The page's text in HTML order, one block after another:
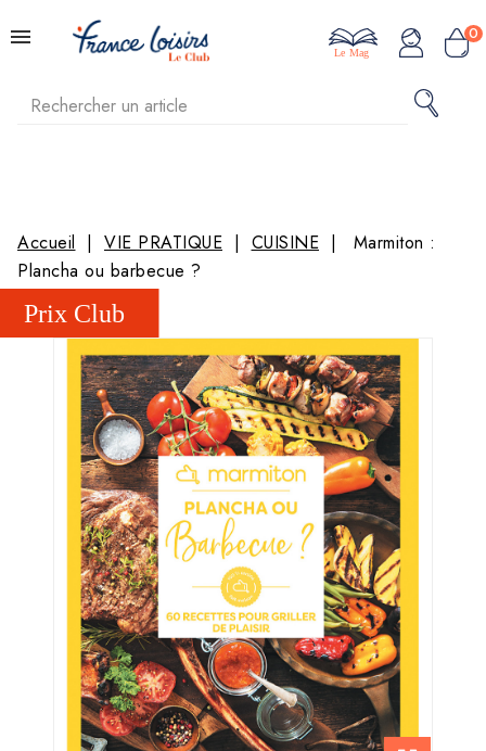
0
Le Mag
Accueil VIE PRATIQUE CUISINE
Marmiton :
Plancha ou barbecue ?